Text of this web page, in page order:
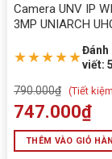
📦Thông số
M3
Camera UNV IP
3MP UNIARCH
★★★★★Đánh
viết:
790.000₫ (Tiết
747.000₫
THÊM VÀO GIỎ